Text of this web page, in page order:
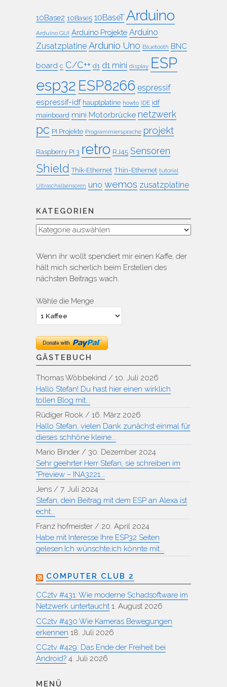
10Base2 10Base5 10BaseT Arduino
Arduino GUI Arduino Projekte Arduino
Zusatzplatine Ardunio Uno Bluetooth BNC
board c C/C++ d1 d1 mini display ESP
esp32 ESP8266 espressif
espressif-idf hauptplatine howto IDE idf
mainboard mini Motorbrücke netzwerk
pc PI Projekte Programmiersprache projekt
Raspberry PI 3 retro RJ45 Sensoren
Shield Thik-Ethernet Thin-Ethernet tutorial
Ultraschallsensoren uno wemos zusatzplatine
KATEGORIEN
Kategorien
Wenn ihr wollt spendiert mir einen Kaffe, der
hält mich sicherlich beim Erstellen des
nächsten Beitrags wach.
Wähle die Menge
GÄSTEBUCH
Thomas Wöbbekind / 10. Juli 2026
Hallo Stefan! Du hast hier einen wirklich
tollen Blog mit...
Rüdiger Rook / 16. März 2026
Hallo Stefan, vielen Dank zunächst einmal für
dieses schhöne kleine...
Mario Binder / 30. Dezember 2024
Sehr geehrter Herr Stefan, sie schreiben im
"Preview – INA3221...
Jens / 7. Juli 2024
Stefan, dein Beitrag mit dem ESP an Alexa ist
echt...
Franz hofmeister / 20. April 2024
Habe mit Interesse Ihre ESP32 Seiten
gelesen.Ich wünschte,ich könnte mit...
COMPUTER CLUB 2
CC2tv #431: Wie moderne Schadsoftware im
Netzwerk untertaucht 1. August 2026
CC2tv #430 Wie Kameras Bewegungen
erkennen 18. Juli 2026
CC2tv #429: Das Ende der Freiheit bei
Android? 4. Juli 2026
MENÜ